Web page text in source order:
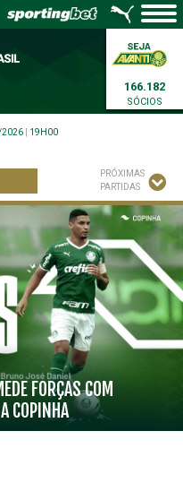
166.182
SÓCIOS
19H00
PRÓXIMAS
PARTIDAS
FORÇAS COM
COPINHA